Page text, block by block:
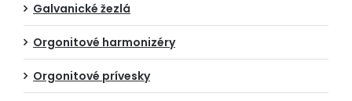
Galvanické žezlá
Orgonitové harmonizéry
Orgonitové prívesky